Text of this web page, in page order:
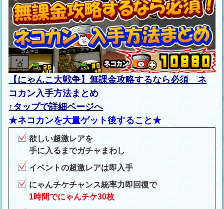
【にゃんこ大戦争】無課金攻略するなら必須 ネ
コカン入手方法まとめ
↑タップで詳細ページへ
★ネコカンを大量ゲット後すること★
欲しい超激レアを
手に入るまでガチャまわし
イベントの超激レアは即入手
にゃんチケチャンス統率力即回復で
1時間でにゃんチケ30枚